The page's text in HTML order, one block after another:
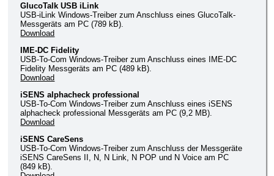
GlucoTalk USB iLink
USB-iLink Windows-Treiber zum Anschluss eines GlucoTalk-
Messgeräts am PC (789 kB).
Download
IME-DC Fidelity
USB-To-Com Windows-Treiber zum Anschluss eines IME-DC
Fidelity Messgeräts am PC (489 kB).
Download
iSENS alphacheck professional
USB-To-Com Windows-Treiber zum Anschluss eines iSENS
alphacheck professional Messgeräts am PC (9,2 MB).
Download
iSENS CareSens
USB-To-Com Windows-Treiber zum Anschluss der Messgeräte
iSENS CareSens II, N, N Link, N POP und N Voice am PC
(849 kB).